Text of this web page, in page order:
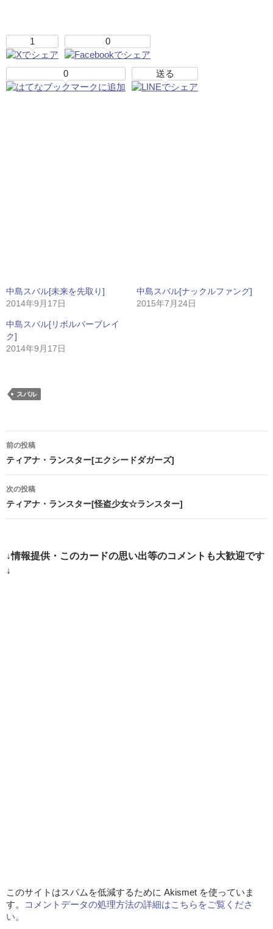
1 0
0 送る
中島スバル[未来を先取り]
2014年9月17日
中島スバル[ナックルファング]
2015年7月24日
中島スバル[リボルバーブレイ
ク]
2014年9月17日
スバル
投
稿
ナ
ビ
ー
シ
前の投稿
ティアナ・ランスター[エクシードダガーズ]
次の投稿
ティアナ・ランスター[怪盗少女☆ランスター]
↓情報提供・このカードの思い出等のコメントも大歓迎です
↓
このサイトはスパムを低減するために Akismet を使っていま
す。
コメントデータの処理方法の詳細はこちらをご覧くださ
い。